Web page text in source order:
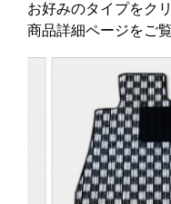
お好みのタイプをク
商品詳細ページをご